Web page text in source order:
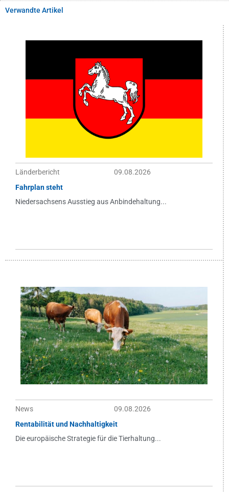
Verwandte Artikel
Länderbericht
09.08.2026
Fahrplan steht
Niedersachsens Ausstieg aus Anbindehaltung...
News
09.08.2026
Rentabilität und Nachhaltigkeit
Die europäische Strategie für die Tierhaltung...